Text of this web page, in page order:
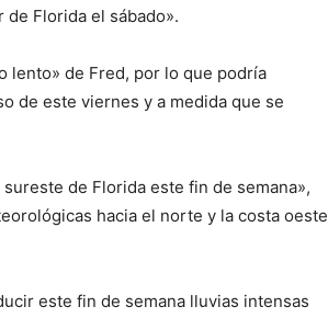
Florida el sábado».
lento» de Fred, por lo que podría
de este viernes y a medida que se
de Florida este fin de semana»,
hacia el norte y la costa oeste
este fin de semana lluvias intensas